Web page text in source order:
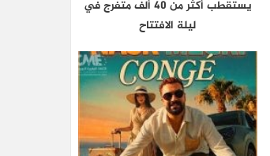
يستقطب أكثر من 40 ألف متفرج في
ليلة الافتتاح